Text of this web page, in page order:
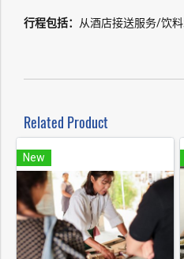
行程包括： 从酒店接送服务/饮
Related Product
New